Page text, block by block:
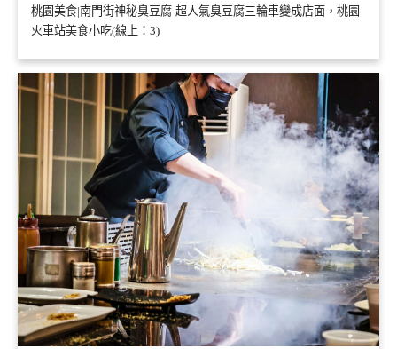
桃園美食|南門街神秘臭豆腐-超人氣臭豆腐三輪車變成店面，桃園
火車站美食小吃(線上：3)